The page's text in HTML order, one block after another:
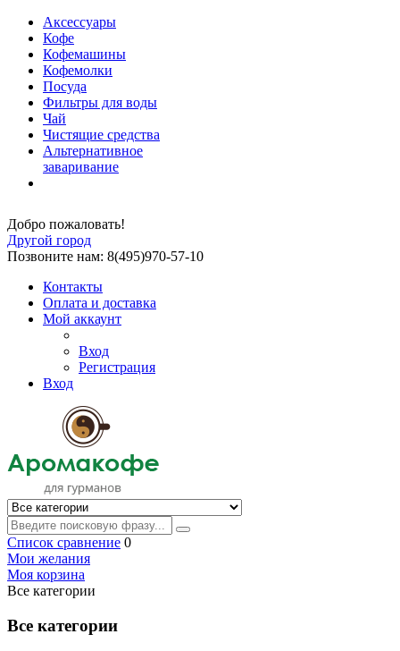
Аксессуары
Кофе
Кофемашины
Кофемолки
Посуда
Фильтры для воды
Чай
Чистящие средства
Альтернативное
заваривание
Добро пожаловать!
Другой город
Позвоните нам: 8(495)970-57-10
Контакты
Оплата и доставка
Мой аккаунт
Вход
Регистрация
Вход
Список сравнение 0
Мои желания
Моя корзина
Все категории
Все категории